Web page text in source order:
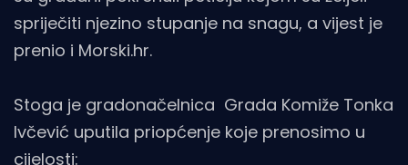
spriječiti njezino stupanje na snagu, a vijest je
prenio i Morski.hr.
Stoga je gradonačelnica Grada Komiže Tonka
Ivčević uputila priopćenje koje prenosimo u
cijelosti: